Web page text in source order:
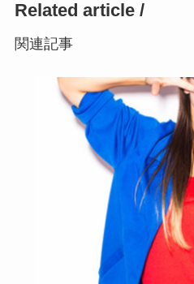
Related article /
関連記事